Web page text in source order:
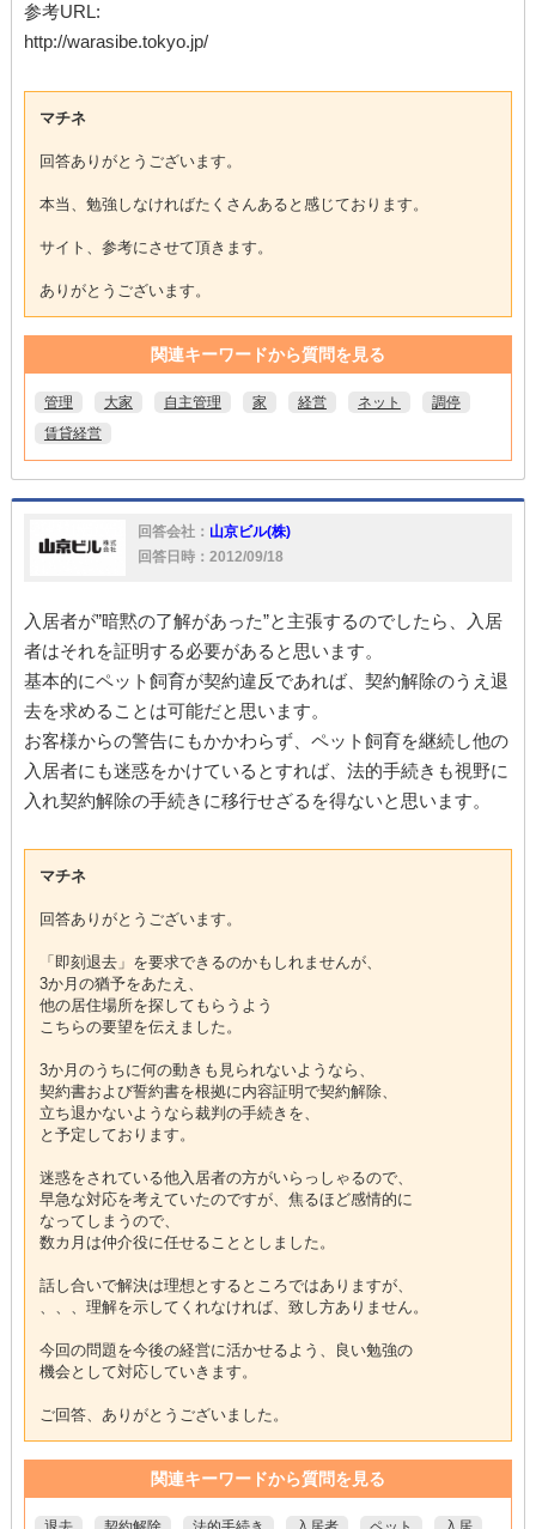
参考URL:
http://warasibe.tokyo.jp/
マチネ
回答ありがとうございます。
本当、勉強しなければたくさんあると感じております。
サイト、参考にさせて頂きます。
ありがとうございます。
関連キーワードから質問を見る
管理 大家 自主管理 家 経営 ネット
調停
賃貸経営
回答会社： 山京ビル(株)
回答日時：2012/09/18
入居者が”暗黙の了解があった”と主張するのでしたら、入居
者はそれを証明する必要があると思います。
基本的にペット飼育が契約違反であれば、契約解除のうえ退
去を求めることは可能だと思います。
お客様からの警告にもかかわらず、ペット飼育を継続し他の
入居者にも迷惑をかけているとすれば、法的手続きも視野に
入れ契約解除の手続きに移行せざるを得ないと思います。
マチネ
回答ありがとうございます。
「即刻退去」を要求できるのかもしれませんが、
3か月の猶予をあたえ、
他の居住場所を探してもらうよう
こちらの要望を伝えました。
3か月のうちに何の動きも見られないようなら、
契約書および誓約書を根拠に内容証明で契約解除、
立ち退かないようなら裁判の手続きを、
と予定しております。
迷惑をされている他入居者の方がいらっしゃるので、
早急な対応を考えていたのですが、焦るほど感情的に
なってしまうので、
数カ月は仲介役に任せることとしました。
話し合いで解決は理想とするところではありますが、
、、、理解を示してくれなければ、致し方ありません。
今回の問題を今後の経営に活かせるよう、良い勉強の
機会として対応していきます。
ご回答、ありがとうございました。
関連キーワードから質問を見る